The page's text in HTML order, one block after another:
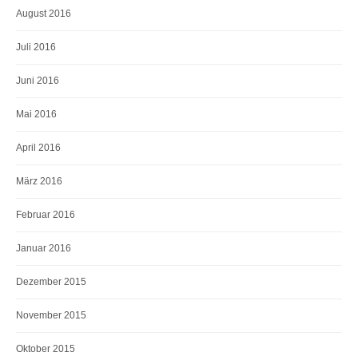
August 2016
Juli 2016
Juni 2016
Mai 2016
April 2016
März 2016
Februar 2016
Januar 2016
Dezember 2015
November 2015
Oktober 2015